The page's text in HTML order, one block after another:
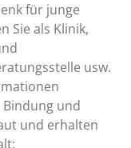
für junge
Sie als Klinik,
usw.
und
und erhalten